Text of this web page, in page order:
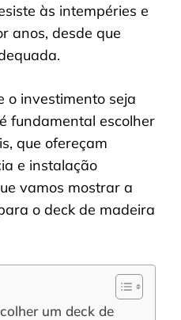
às intempéries e
anos, desde que
o investimento seja
fundamental escolher
que ofereçam
e instalação
vamos mostrar a
o deck de madeira
um deck de